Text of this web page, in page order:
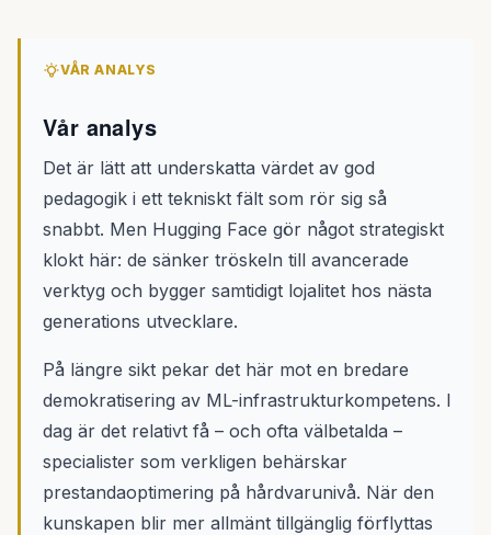
VÅR ANALYS
Vår analys
Det är lätt att underskatta värdet av god
pedagogik i ett tekniskt fält som rör sig så
snabbt. Men Hugging Face gör något strategiskt
klokt här: de sänker tröskeln till avancerade
verktyg och bygger samtidigt lojalitet hos nästa
generations utvecklare.
På längre sikt pekar det här mot en bredare
demokratisering av ML-infrastrukturkompetens. I
dag är det relativt få – och ofta välbetalda –
specialister som verkligen behärskar
prestandaoptimering på hårdvarunivå. När den
kunskapen blir mer allmänt tillgänglig förflyttas